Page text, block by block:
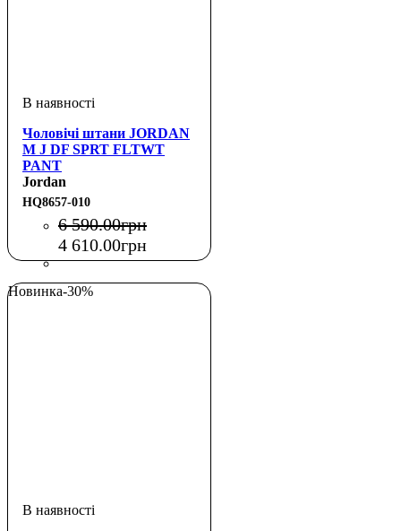
Чоловічі штани JORDAN
M J DF SPRT FLTWT
PANT
Jordan
HQ8657-010
6 590.00грн
4 610.00грн
Новинка-30%